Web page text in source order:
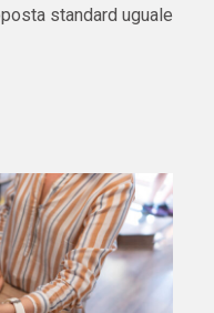
standard uguale